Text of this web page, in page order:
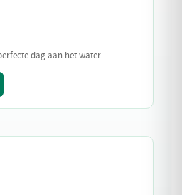
dag aan het water.